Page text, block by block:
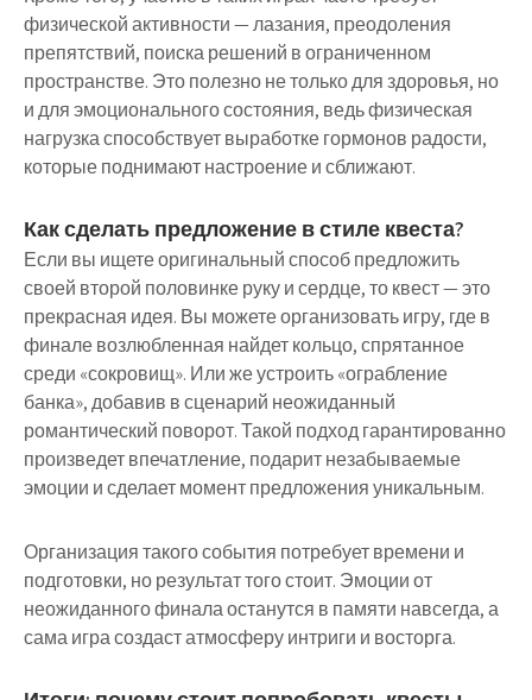
физической активности — лазания, преодоления
препятствий, поиска решений в ограниченном
пространстве. Это полезно не только для здоровья, но
и для эмоционального состояния, ведь физическая
нагрузка способствует выработке гормонов радости,
которые поднимают настроение и сближают.
Как сделать предложение в стиле квеста?
Если вы ищете оригинальный способ предложить
своей второй половинке руку и сердце, то квест — это
прекрасная идея. Вы можете организовать игру, где в
финале возлюбленная найдет кольцо, спрятанное
среди «сокровищ». Или же устроить «ограбление
банка», добавив в сценарий неожиданный
романтический поворот. Такой подход гарантированно
произведет впечатление, подарит незабываемые
эмоции и сделает момент предложения уникальным.
Организация такого события потребует времени и
подготовки, но результат того стоит. Эмоции от
неожиданного финала останутся в памяти навсегда, а
сама игра создаст атмосферу интриги и восторга.